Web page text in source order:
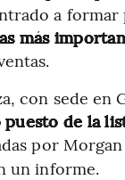
a formar
más
con sede en
de la
por
un informe.